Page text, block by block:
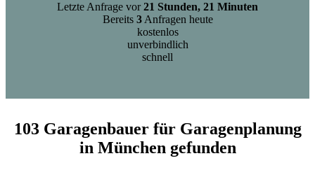
Letzte Anfrage vor21 Stunden, 21 Minuten
Bereits 3Anfragen heute
kostenlos
unverbindlich
schnell
103 Garagenbauer für Garagenplanung
in München gefunden